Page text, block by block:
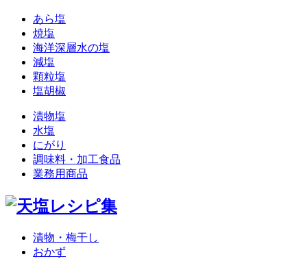
あら塩
焼塩
海洋深層水の塩
減塩
顆粒塩
塩胡椒
漬物塩
水塩
にがり
調味料・加工食品
業務用商品
漬物・梅干し
おかず